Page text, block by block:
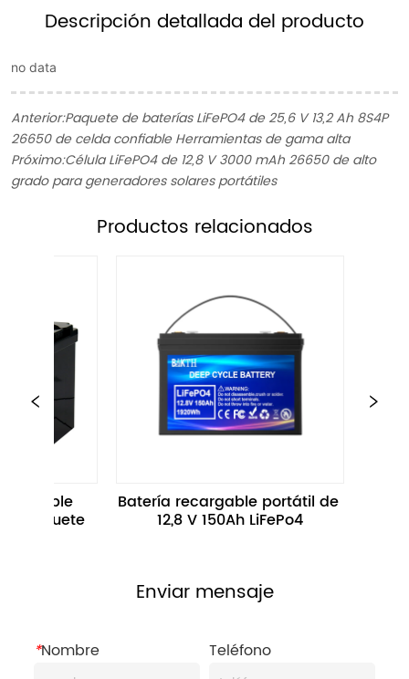
Descripción detallada del producto
no data
Anterior:Paquete de baterías LiFePO4 de 25,6 V 13,2 Ah 8S4P
26650 de celda confiable Herramientas de gama alta
Próximo:Célula LiFePO4 de 12,8 V 3000 mAh 26650 de alto
grado para generadores solares portátiles
ㅤProductos relacionados
Batería recargable portátil de
12,8 V 150Ah LiFePo4
Paquete de
Bicicleta Eléctrica
Enviar mensaje
*Nombre Teléfono